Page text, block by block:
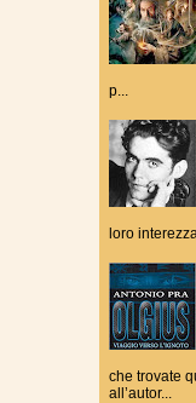
p...
loro
che trovate
all’autor...